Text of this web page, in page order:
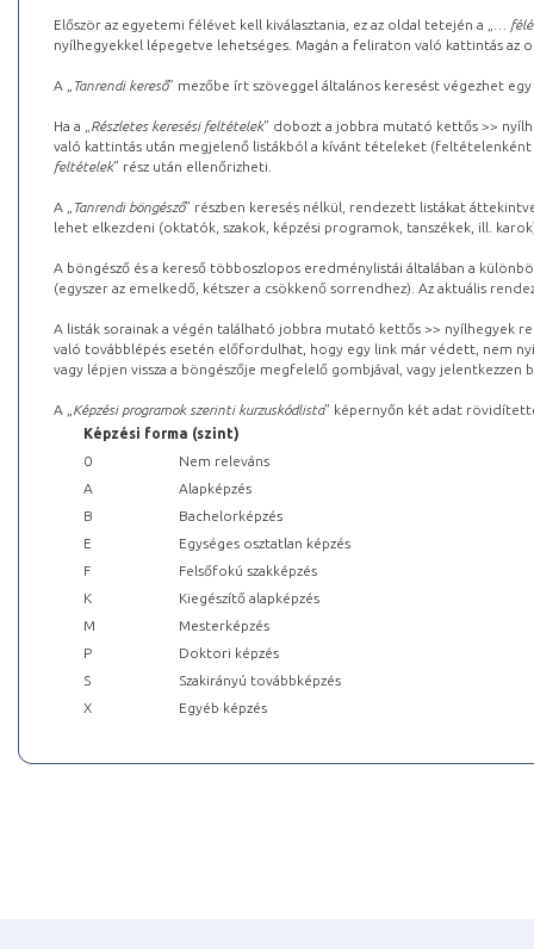
Először az egyetemi félévet kell kiválasztania, ez az oldal tetején a „
…
nyílhegyekkel lépegetve lehetséges. Magán a feliraton való kattintás az
A „ Tanrendi kereső” mezőbe írt szöveggel általános keresést végezhet
Ha a „ Részletes keresési feltételek” dobozt a jobbra mutató kettős >>
való kattintás után megjelenő listákból a kívánt tételeket (feltételenként
feltételek” rész után ellenőrizheti.
A „ Tanrendi böngésző” részben keresés nélkül, rendezett listákat
lehet elkezdeni (oktatók, szakok, képzési programok, tanszékek, ill.
A böngésző és a kereső többoszlopos eredménylistái általában a
(egyszer az emelkedő, kétszer a csökkenő sorrendhez). Az aktuális
A listák sorainak a végén található jobbra mutató kettős >> nyílhegyek
való továbblépés esetén előfordulhat, hogy egy link már védett, nem
vagy lépjen vissza a böngészője megfelelő gombjával, vagy
A „ Képzési programok szerinti kurzuskódlista” képernyőn két adat
Képzési forma (szint)
0
Nem releváns
A
Alapképzés
B
Bachelorképzés
E
Egységes osztatlan képzés
F
Felsőfokú szakképzés
K
Kiegészítő alapképzés
M
Mesterképzés
P
Doktori képzés
S
Szakirányú továbbképzés
X
Egyéb képzés